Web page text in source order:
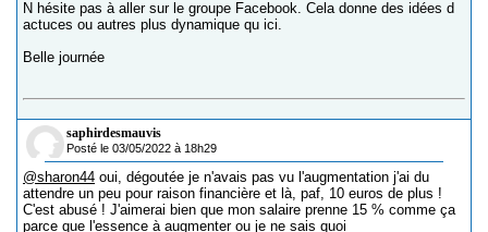
N hésite pas à aller sur le groupe Facebook. Cela donne des idées d
actuces ou autres plus dynamique qu ici.
Belle journée
saphirdesmauvis
Posté le 03/05/2022 à 18h29
@sharon44 oui, dégoutée je n'avais pas vu l'augmentation j'ai du
attendre un peu pour raison financière et là, paf, 10 euros de plus !
C'est abusé ! J'aimerai bien que mon salaire prenne 15 % comme ça
parce que l'essence à augmenter ou je ne sais quoi